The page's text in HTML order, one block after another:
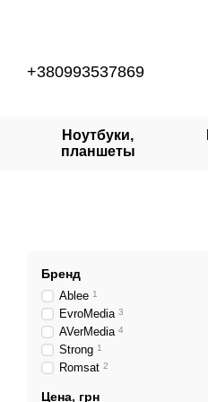
+380993537869
Ноутбуки,
планшеты
Бренд
Ablee 1
EvroMedia 3
AVerMedia 4
Strong 1
Romsat 2
Цена, грн